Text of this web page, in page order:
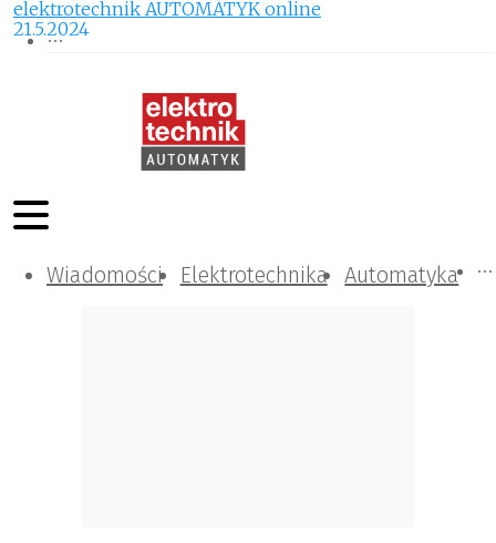
Wiadomości Elektrotechnika Automatyka
Komunikacja i IT
Kontrola
Tematy specjalne
elektrotechnik AUTOMATYK online
21.5.2024